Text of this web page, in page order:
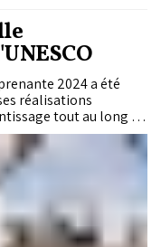
2024 a été
réalisations
tout au long de
unies pour